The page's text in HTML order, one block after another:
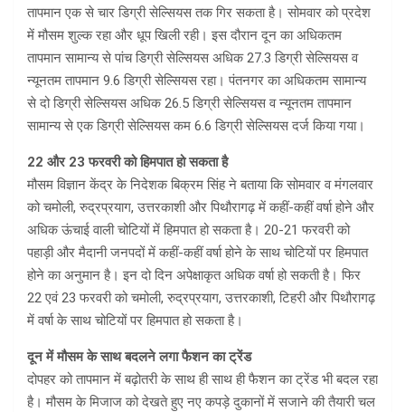
तापमान एक से चार डिग्री सेल्सियस तक गिर सकता है। सोमवार को प्रदेश
में मौसम शुल्क रहा और धूप खिली रही। इस दौरान दून का अधिकतम
तापमान सामान्य से पांच डिग्री सेल्सियस अधिक 27.3 डिग्री सेल्सियस व
न्यूनतम तापमान 9.6 डिग्री सेल्सियस रहा। पंतनगर का अधिकतम सामान्य
से दो डिग्री सेल्सियस अधिक 26.5 डिग्री सेल्सियस व न्यूनतम तापमान
सामान्य से एक डिग्री सेल्सियस कम 6.6 डिग्री सेल्सियस दर्ज किया गया।
22 और 23 फरवरी को हिमपात हो सकता है
मौसम विज्ञान केंद्र के निदेशक बिक्रम सिंह ने बताया कि सोमवार व मंगलवार
को चमोली, रुद्रप्रयाग, उत्तरकाशी और पिथौरागढ़ में कहीं-कहीं वर्षा होने और
अधिक ऊंचाई वाली चोटियों में हिमपात हो सकता है। 20-21 फरवरी को
पहाड़ी और मैदानी जनपदों में कहीं-कहीं वर्षा होने के साथ चोटियों पर हिमपात
होने का अनुमान है। इन दो दिन अपेक्षाकृत अधिक वर्षा हो सकती है। फिर
22 एवं 23 फरवरी को चमोली, रुद्रप्रयाग, उत्तरकाशी, टिहरी और पिथौरागढ़
में वर्षा के साथ चोटियों पर हिमपात हो सकता है।
दून में मौसम के साथ बदलने लगा फैशन का ट्रेंड
दोपहर को तापमान में बढ़ोतरी के साथ ही साथ ही फैशन का ट्रेंड भी बदल रहा
है। मौसम के मिजाज को देखते हुए नए कपड़े दुकानों में सजाने की तैयारी चल